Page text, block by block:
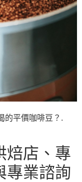
的平價咖啡豆？.
焙店、專
專業諮詢